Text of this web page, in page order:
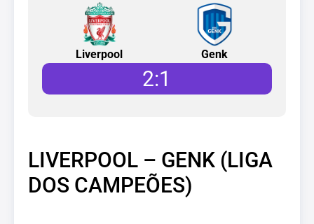
Liverpool Genk
2:1
LIVERPOOL – GENK (LIGA
DOS CAMPEÕES)